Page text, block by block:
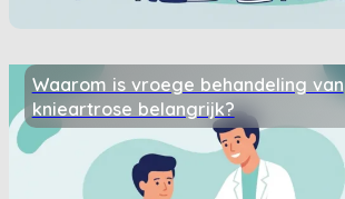
Waarom is vroege behandeling van
knieartrose belangrijk?